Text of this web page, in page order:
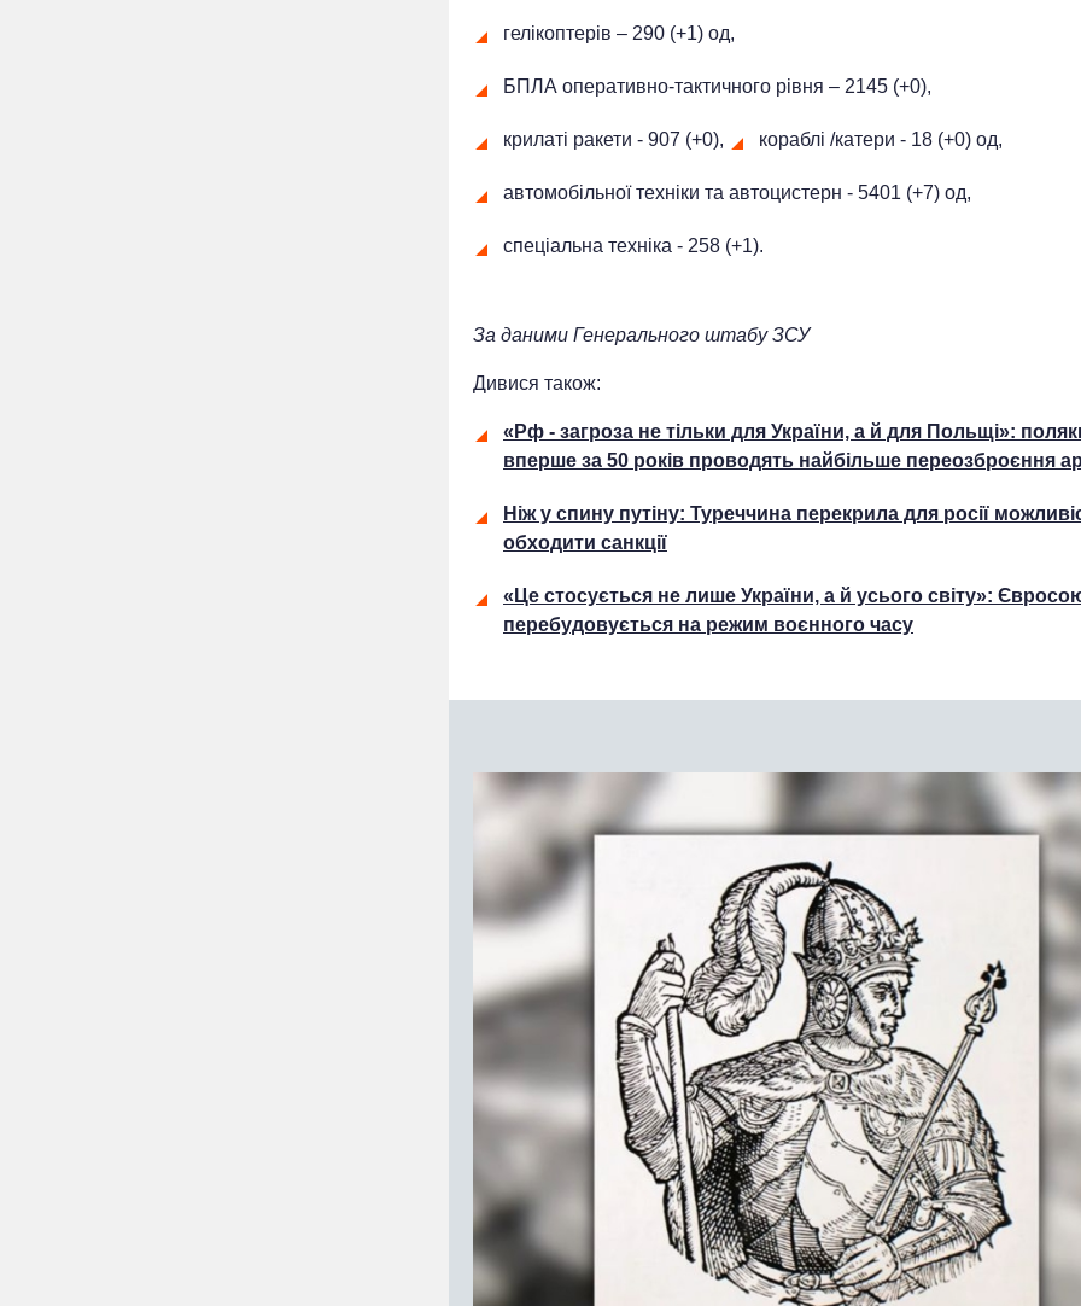
гелікоптерів – 290 (+1) од,
БПЛА оперативно-тактичного рівня – 2145 (+0),
крилаті ракети - 907 (+0), кораблі /катери - 18 (+0) од,
автомобільної техніки та автоцистерн - 5401 (+7) од,
спеціальна техніка - 258 (+1).
За даними Генерального штабу ЗСУ
Дивися також:
«Рф - загроза не тільки для України, а й для Польщі»:
вперше за 50 років проводять найбільше переозброєння
Ніж у спину путіну: Туреччина перекрила для росії
обходити санкції
«Це стосується не лише України, а й усього світу»:
перебудовується на режим воєнного часу